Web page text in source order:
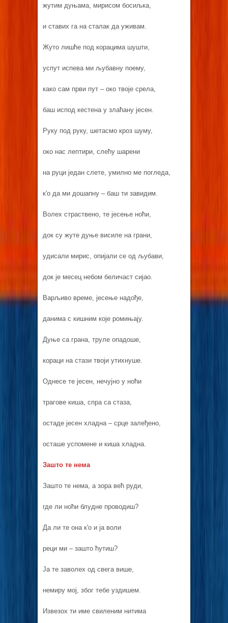
жутим дуњама, мирисом босиљка,
и ставих га на сталак да уживам.
Жуто лишће под корацима шушти,
успут испева ми љубавну поему,
како сам први пут – око твоје срела,
баш испод кестена у злаћану јесен.
Руку под руку, шетасмо кроз шуму,
око нас лептири, слећу шарени
на руци један слете, умилно ме погледа,
к'о да ми дошапну – баш ти завидим.
Волех страствено, те јесење ноћи,
док су жуте дуње висиле на грани,
удисали мирис, опијали се од љубави,
док је месец небом беличаст сијао.
Варљиво време, јесење надође,
данима с кишним које ромињају.
Дуње са грана, труле опадоше,
кораци на стази твоји утихнуше.
Однесе те јесен, нечујно у ноћи
трагове киша, спра са стаза,
остаде јесен хладна – срце залеђено,
осташе успомене и киша хладна.
Зашто те нема
Зашто те нема, а зора већ руди,
где ли ноћи блудне проводиш?
Да ли те она к'о и ја воли
реци ми – зашто ћутиш?
Ја те заволех од свега више,
немиру мој, због тебе уздишем.
Извезох ти име свиленим нитима